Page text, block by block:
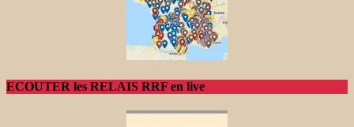
ECOUTER les RELAIS RRF en live